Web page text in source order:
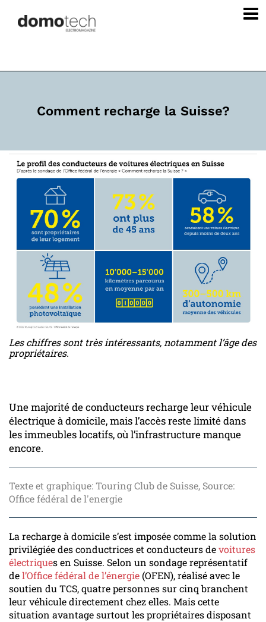
Comment recharge la Suisse?
Les chiffres sont très intéressants, notamment l’âge des
propriétaires.
Une majorité de conducteurs recharge leur véhicule
électrique à domicile, mais l’accès reste limité dans
les immeubles locatifs, où l’infrastructure manque
encore.
Texte et graphique: Touring Club de Suisse, Source:
Office fédéral de l'energie
La recharge à domicile s’est imposée comme la solution
privilégiée des conductrices et conducteurs devoitures
électriques en Suisse. Selon un sondage représentatif
del’Office fédéral de l’énergie(OFEN), réalisé avec le
soutien du TCS, quatre personnes sur cinq branchent
leur véhicule directement chez elles. Mais cette
situation avantage surtout les propriétaires disposant